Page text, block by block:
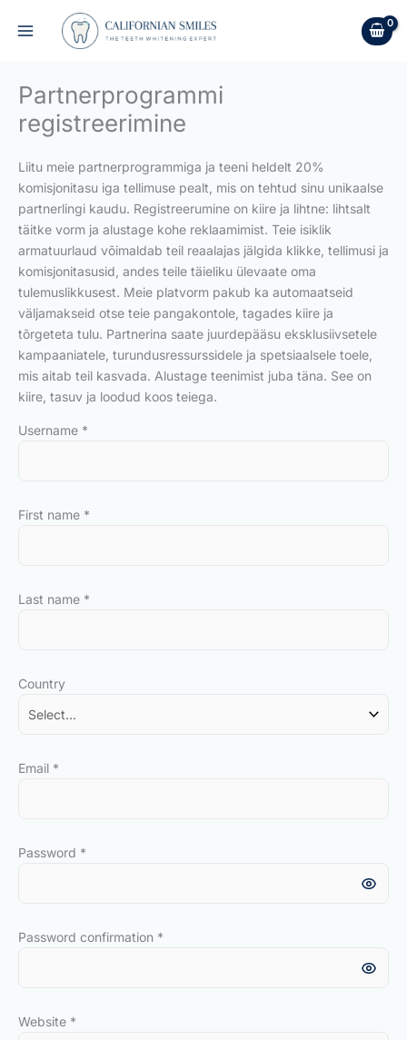
Partnerprogrammi
registreerimine
Liitu meie partnerprogrammiga ja teeni heldelt 20%
komisjonitasu iga tellimuse pealt, mis on tehtud sinu unikaalse
partnerlingi kaudu. Registreerumine on kiire ja lihtne: lihtsalt
täitke vorm ja alustage kohe reklaamimist. Teie isiklik
armatuurlaud võimaldab teil reaalajas jälgida klikke, tellimusi ja
komisjonitasusid, andes teile täieliku ülevaate oma
tulemuslikkusest. Meie platvorm pakub ka automaatseid
väljamakseid otse teie pangakontole, tagades kiire ja
tõrgeteta tulu. Partnerina saate juurdepääsu eksklusiivsetele
kampaaniatele, turundusressurssidele ja spetsiaalsele toele,
mis aitab teil kasvada. Alustage teenimist juba täna. See on
kiire, tasuv ja loodud koos teiega.
Username *
First name *
Last name *
Country
Email *
Password *
Password confirmation *
Website *